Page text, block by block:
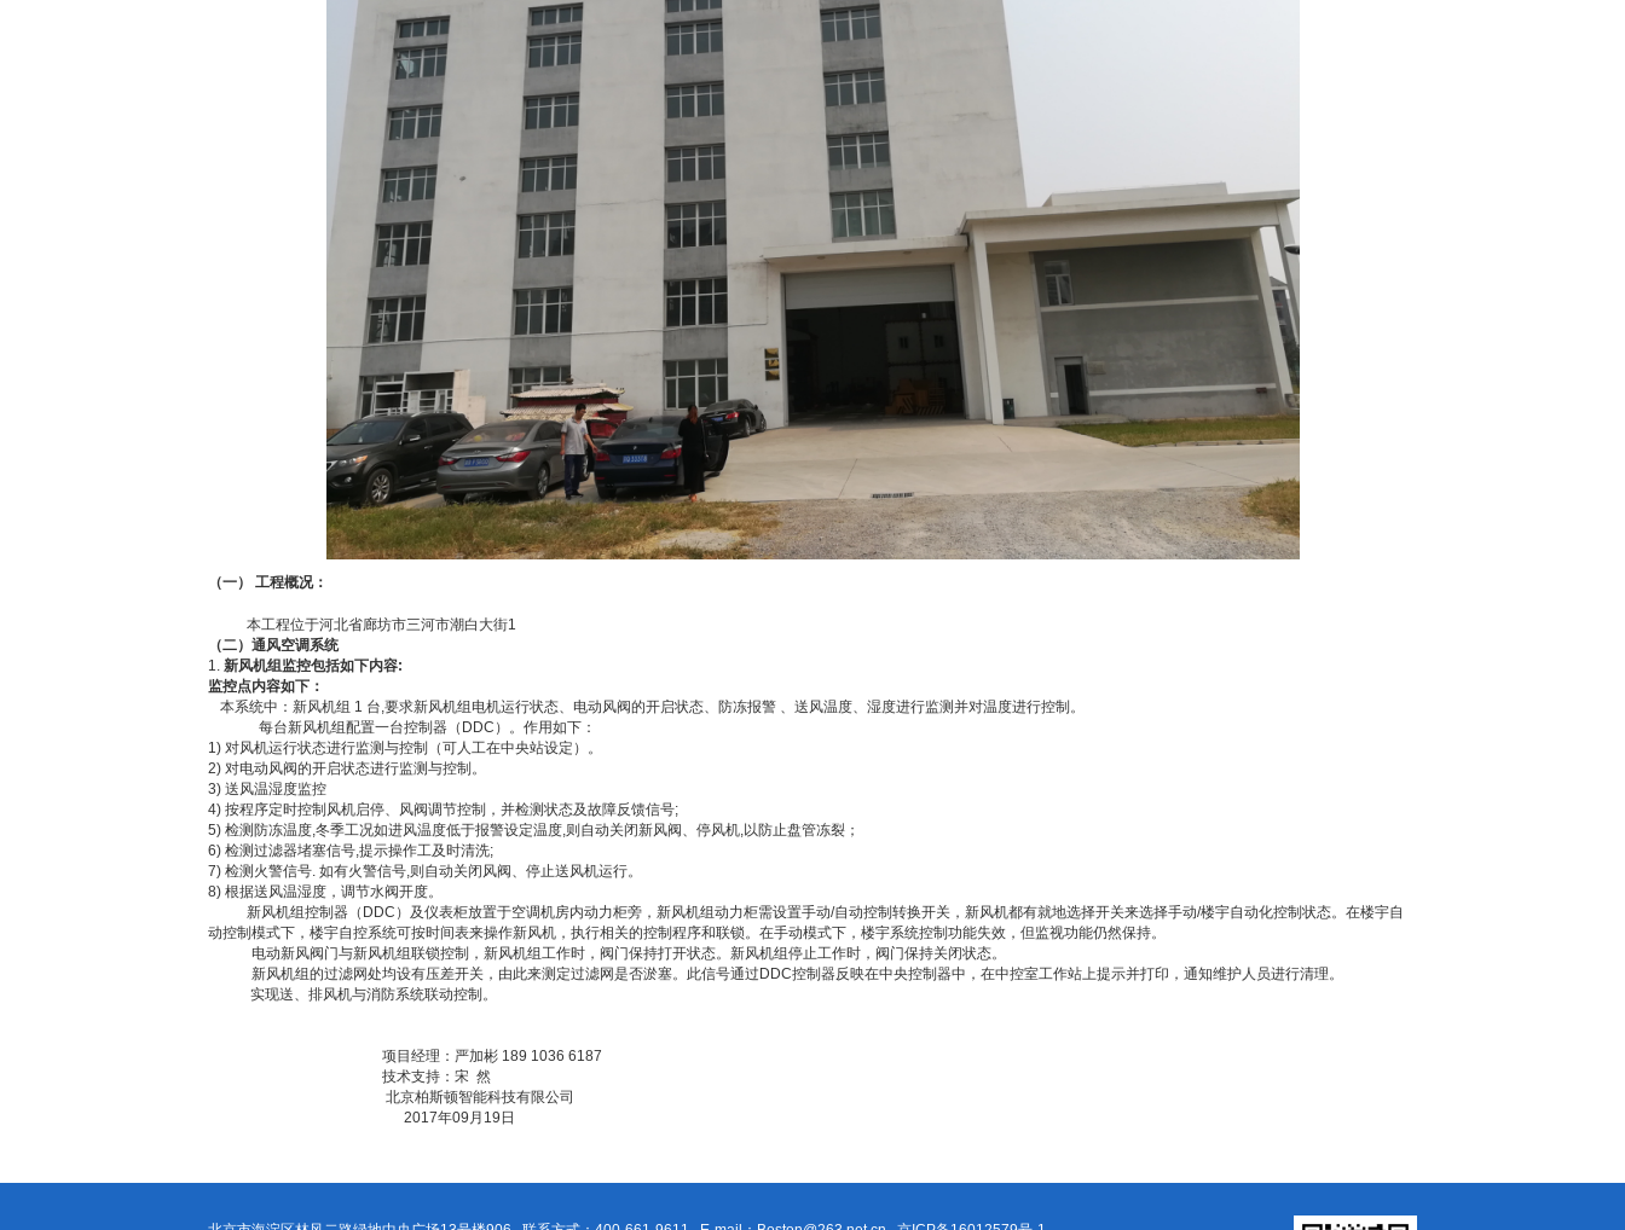
（一） 工程概况：
本工程位于河北省廊坊市三河市潮白大街1
（二）通风空调系统
1. 新风机组监控包括如下内容:
监控点内容如下：
本系统中：新风机组 1 台,要求新风机组电机运行状态、 电动风阀的开启状态、防冻报警 、送风温度、湿度进行监测并对温度进行控制。
每台新风机组配置一台控制器（ DDC）。作用如下：
1) 对风机运行状态进行监测与控制（可人工在中央站设定）。
2) 对电动风阀的开启状态进行监测与控制。
3) 送风温湿度监控
4) 按程序定时控制风机启停、风阀调节控制，并检测状态及故障反馈信号;
5) 检测防冻温度,冬季工况如进风温度低于报警设定温度,则自动关闭新风阀、停风机,以防止盘管冻裂；
6) 检测过滤器堵塞信号,提示操作工及时清洗;
7) 检测火警信号. 如有火警信号,则自动关闭风阀、停止送风机运行。
8) 根据送风温湿度，调节水阀开度。
新风机组控制器（ DDC）及仪表柜放置于空调机房内动力柜旁，新风机组动力柜需设置手动/自动控制转换开关，新风机都有就地选择开关来选择手动/楼宇自动化控制状态。在楼宇自
动控制模式下，楼宇自控系统可按时间表来操作新风机，执行相关的控制程序和联锁。在手动模式下，楼宇系统控制功能失效，但监视功能仍然保持。
电动新风阀门与新风机组联锁控制，新风机组工作时，阀门保持打开状态。新风机组停止工作时，阀门保持关闭状态。
新风机组的过滤网处均设有压差开关，由此来测定过滤网是否淤塞。此信号通过DDC控制器反映在中央控制器中，在中控室工作站上提示并打印，通知维护人员进行清理。
实现送、排风机与消防系统联动控制。
项目 经理：严加彬 189 1036 6187
技术支持：宋 然
北京柏斯顿智能科技有限公司
2017年09月19日